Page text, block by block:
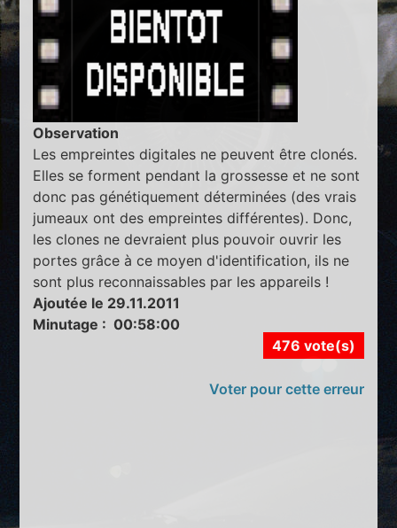
Observation
Les empreintes digitales ne peuvent être clonés.
Elles se forment pendant la grossesse et ne sont
donc pas génétiquement déterminées (des vrais
jumeaux ont des empreintes différentes). Donc,
les clones ne devraient plus pouvoir ouvrir les
portes grâce à ce moyen d'identification, ils ne
sont plus reconnaissables par les appareils !
Ajoutée le 29.11.2011
Minutage : 00:58:00
476 vote(s)
Voter pour cette erreur